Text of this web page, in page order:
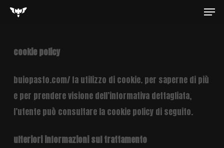
Skip
contentcookie policy
buiopasto.com/ fa utilizzo di cookie. per saperne di più
e per prendere visione dell’informativa dettagliata,
l’utente può consultare la cookie policy di seguito.
ulteriori informazioni sul trattamento